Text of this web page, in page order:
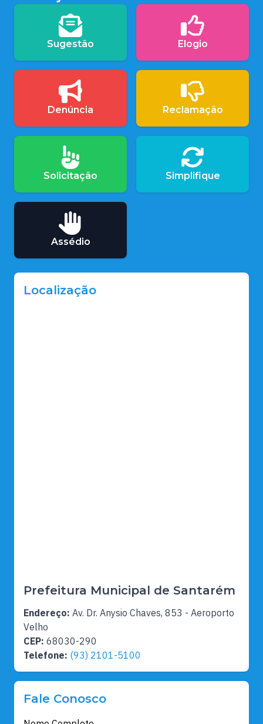
Sugestão Elogio
Denúncia Reclamação
Solicitação Simplifique
Assédio
Localização
Prefeitura Municipal de Santarém
Endereço: Av. Dr. Anysio Chaves, 853 - Aeroporto
Velho
CEP: 68030-290
Telefone: (93) 2101-5100
Fale Conosco